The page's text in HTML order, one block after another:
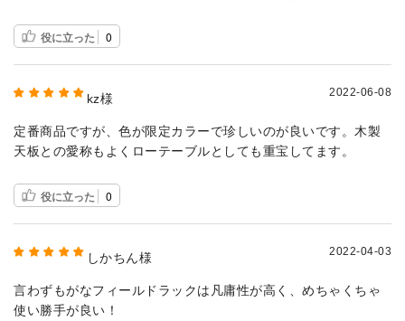
役に立った 0
kz様 2022-06-08
定番商品ですが、色が限定カラーで珍しいのが良いです。木製
天板との愛称もよくローテーブルとしても重宝してます。
役に立った 0
しかちん様 2022-04-03
言わずもがなフィールドラックは凡庸性が高く、めちゃくちゃ
使い勝手が良い！